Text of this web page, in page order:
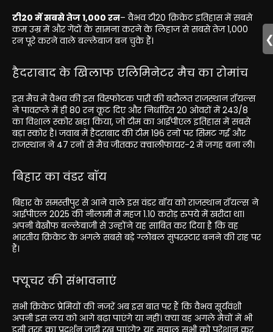
टी20 में सबसे तेज 1,000 रन– वैभव टी20 क्रिकेट इतिहास में सबसे
कम उम्र में और गेंदों के सामना करने के लिहाज से सबसे तेज 1,000
रन पूरे करने वाले बल्लेबाज बन चुके हैं।
हैदराबाद के खिलाफ एलिमिनेटर मैच का रोमांच
इस मैच में वैभव की इस विस्फोटक पारी की बदौलत राजस्थान रॉयल्स
ने पावरप्ले में ही 80 रन कूट दिए और निर्धारित 20 ओवरों में 243/8
का विशाल स्कोर खड़ा किया, जो टीम का आईपीएल इतिहास में सबसे
बड़ा स्कोर है। जवाब में हैदराबाद की टीम 196 रनों पर सिमट गई और
राजस्थान ने 47 रनों से मैच जीतकर क्वालीफायर-2 में जगह बना ली।
बिहार का वंडर बॉय
बिहार के समस्तीपुर से आने वाले इस वंडर बॉय को राजस्थान रॉयल्स ने
आईपीएल 2025 की नीलामी में महज 1.10 करोड़ रुपये में खरीदा था।
अपनी बेखौफ बल्लेबाजी से उन्होंने यह साबित कर दिया है कि वह
भारतीय क्रिकेट के अगले सबसे बड़े ग्लोबल सुपरस्टार बनने की राह पर
हैं।
फ्यूचर की संभावनाएं
सभी क्रिकेट प्रेमियों की नजरें अब इस बात पर हैं कि वैभव सूर्यवंशी
अपनी इस लय को आगे बढ़ा पाएंगे या नहीं। क्या वह अगले मैचों में भी
इसी तरह का प्रदर्शन जारी रख पाएंगे? यह सवाल सभी को परेशान कर